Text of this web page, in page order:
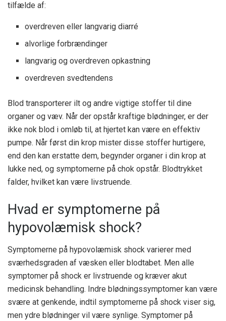
tilfælde af:
overdreven eller langvarig diarré
alvorlige forbrændinger
langvarig og overdreven opkastning
overdreven svedtendens
Blod transporterer ilt og andre vigtige stoffer til dine
organer og væv. Når der opstår kraftige blødninger, er der
ikke nok blod i omløb til, at hjertet kan være en effektiv
pumpe. Når først din krop mister disse stoffer hurtigere,
end den kan erstatte dem, begynder organer i din krop at
lukke ned, og symptomerne på chok opstår. Blodtrykket
falder, hvilket kan være livstruende.
Hvad er symptomerne på
hypovolæmisk shock?
Symptomerne på hypovolæmisk shock varierer med
sværhedsgraden af ​​væsken eller blodtabet. Men alle
symptomer på shock er livstruende og kræver akut
medicinsk behandling. Indre blødningssymptomer kan være
svære at genkende, indtil symptomerne på shock viser sig,
men ydre blødninger vil være synlige. Symptomer på